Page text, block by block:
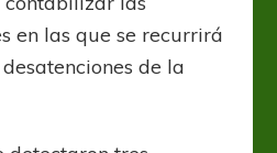
en las que se recurrirá
de la